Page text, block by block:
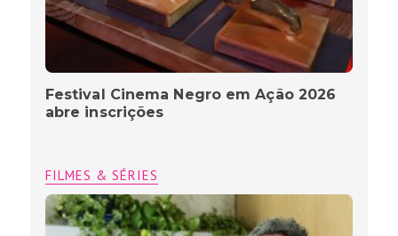
Festival Cinema Negro em Ação 2026
abre inscrições
FILMES & SÉRIES